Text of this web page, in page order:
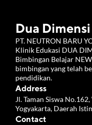
Dua Dimensi
PT. NEUTRON BARU
Klinik Edukasi DUA
Bimbingan Belajar
bimbingan yang telah
pendidikan.
Address
Jl. Taman Siswa
Yogyakarta, Daerah
Contact